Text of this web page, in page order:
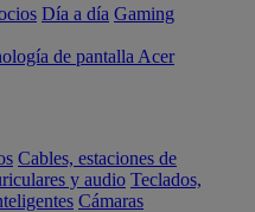
Día a día Gaming
de pantalla Acer
Cables, estaciones de
y audio Teclados,
Cámaras